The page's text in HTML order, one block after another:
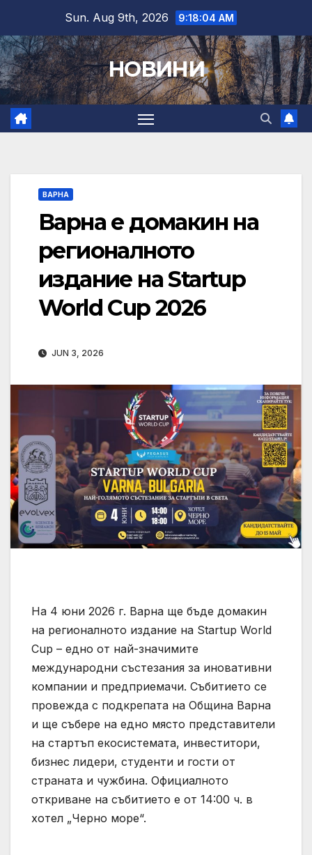
content
Sun. Aug 9th, 2026 9:18:04 AM
НОВИНИ
ВАРНА
Варна е домакин на
регионалното
издание на Startup
World Cup 2026
JUN 3, 2026
На 4 юни 2026 г. Варна ще бъде домакин
на регионалното издание на Startup World
Cup – едно от най-значимите
международни състезания за иновативни
компании и предприемачи. Събитието се
провежда с подкрепата на Община Варна
и ще събере на едно място представители
на стартъп екосистемата, инвеститори,
бизнес лидери, студенти и гости от
страната и чужбина. Официалното
откриване на събитието е от 14:00 ч. в
хотел „Черно море“.